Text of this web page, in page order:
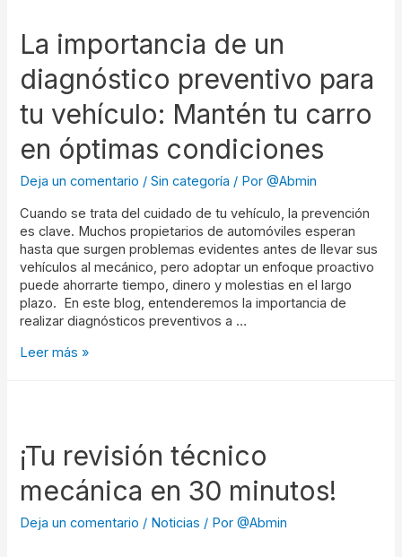
La importancia de un
diagnóstico preventivo para
tu vehículo: Mantén tu carro
en óptimas condiciones
Deja un comentario /Sin categoría / Por@Abmin
Cuando se trata del cuidado de tu vehículo, la prevención
es clave. Muchos propietarios de automóviles esperan
hasta que surgen problemas evidentes antes de llevar sus
vehículos al mecánico, pero adoptar un enfoque proactivo
puede ahorrarte tiempo, dinero y molestias en el largo
plazo. En este blog, entenderemos la importancia de
realizar diagnósticos preventivos a …
Leer más »
¡Tu revisión técnico
mecánica en 30 minutos!
Deja un comentario / Noticias / Por@Abmin